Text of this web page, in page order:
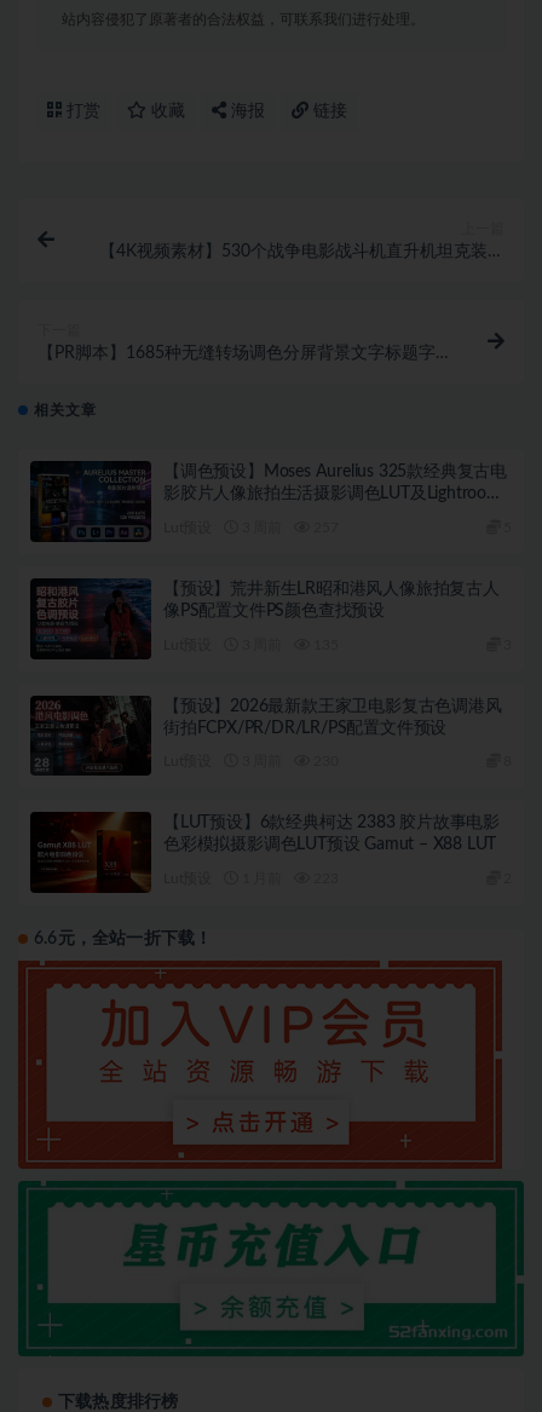
站内容侵犯了原著者的合法权益，可联系我们进行处理。
打赏 收藏 海报 链接
【4K视频素材】530个战争电影战斗机直升机坦克装备
【PR脚本】1685种无缝转场调色分屏背景文字标题字
相关文章
【调色预设】Moses Aurelius 325款经典复古电
影胶片人像旅拍生活摄影调色LUT及Lightroom
【预设】荒井新生LR昭和港风人像旅拍复古人
像PS配置文件PS颜色查找预设
【预设】2026最新款王家卫电影复古色调港风
街拍FCPX/PR/DR/LR/PS配置文件预设
【LUT预设】6款经典柯达 2383 胶片故事电影
色彩模拟摄影调色LUT预设 Gamut – X88 LUT
6.6元，全站一折下载！
下载热度排行榜